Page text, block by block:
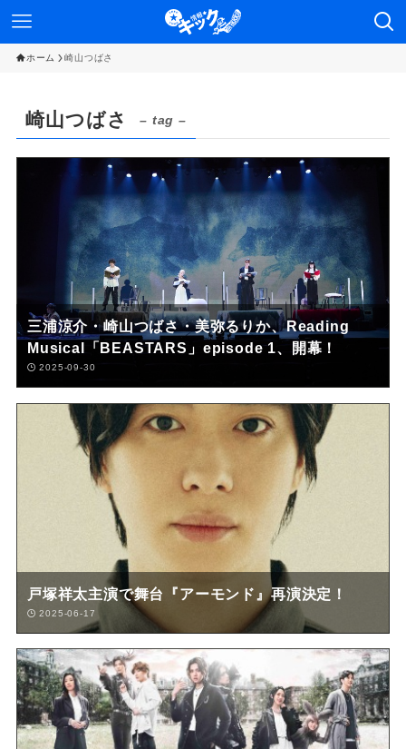
ホーム 崎山つばさ
崎山つばさ – tag –
三浦涼介・崎山つばさ・美弥るりか、Reading
Musical「BEASTARS」episode 1、開幕！
2025-09-30
戸塚祥太主演で舞台『アーモンド』再演決定！
2025-06-17